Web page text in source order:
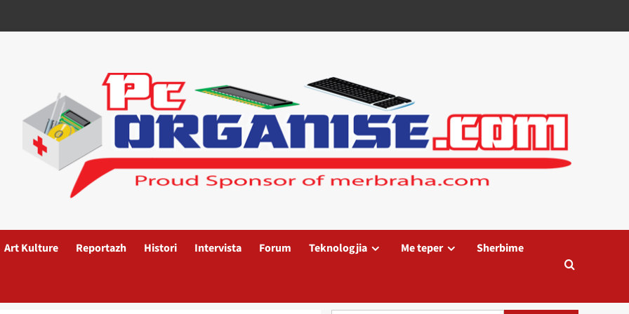
Art Kulture Reportazh Histori Intervista Forum Teknologjia Me teper Sherbime